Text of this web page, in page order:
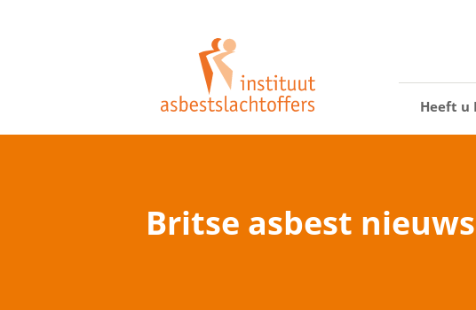
Heeft u
Britse asbest